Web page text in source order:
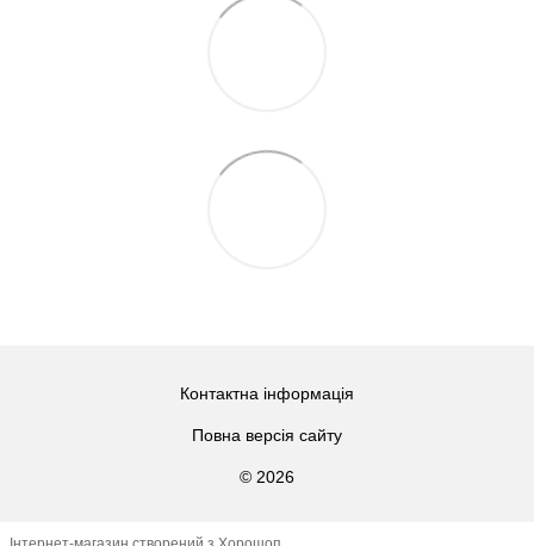
Контактна інформація
Повна версія сайту
© 2026